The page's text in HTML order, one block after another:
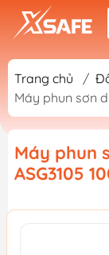
Trang chủ /
Máy phun sơn
Máy phun
ASG3105